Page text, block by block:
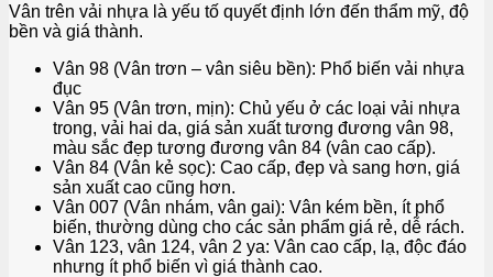
Vân trên vải nhựa là yếu tố quyết định lớn đến thẩm mỹ, độ
bền và giá thành.
Vân 98 (Vân trơn – vân siêu bền): Phổ biến vải nhựa
đục
Vân 95 (Vân trơn, mịn): Chủ yếu ở các loại vải nhựa
trong, vải hai da, giá sản xuất tương đương vân 98,
màu sắc đẹp tương đương vân 84 (vân cao cấp).
Vân 84 (Vân kẻ sọc): Cao cấp, đẹp và sang hơn, giá
sản xuất cao cũng hơn.
Vân 007 (Vân nhám, vân gai): Vân kém bền, ít phổ
biến, thường dùng cho các sản phẩm giá rẻ, dễ rách.
Vân 123, vân 124, vân 2 ya: Vân cao cấp, lạ, độc đáo
nhưng ít phổ biến vì giá thành cao.